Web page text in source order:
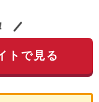
トで見る